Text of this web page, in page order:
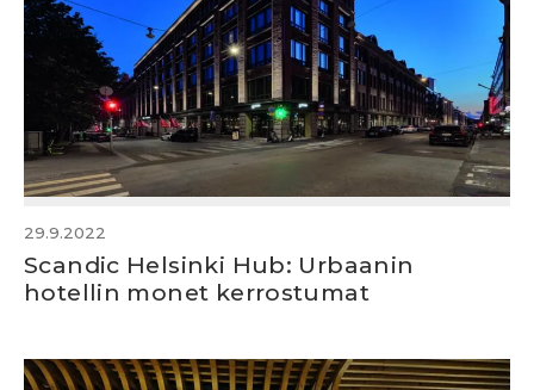
29.9.2022
Scandic Helsinki Hub: Urbaanin
hotellin monet kerrostumat